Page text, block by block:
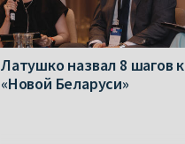
Латушко назвал 8 шагов к
«Новой Беларуси»